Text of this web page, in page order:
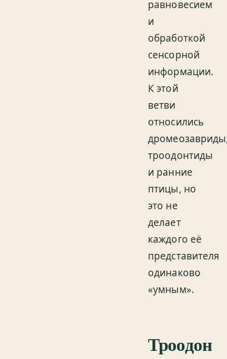
равновесием
и
обработкой
сенсорной
информации.
К этой
ветви
относились
троодонтиды
и ранние
птицы, но
это не
делает
каждого её
представителя
одинаково
«умным».
Троодон